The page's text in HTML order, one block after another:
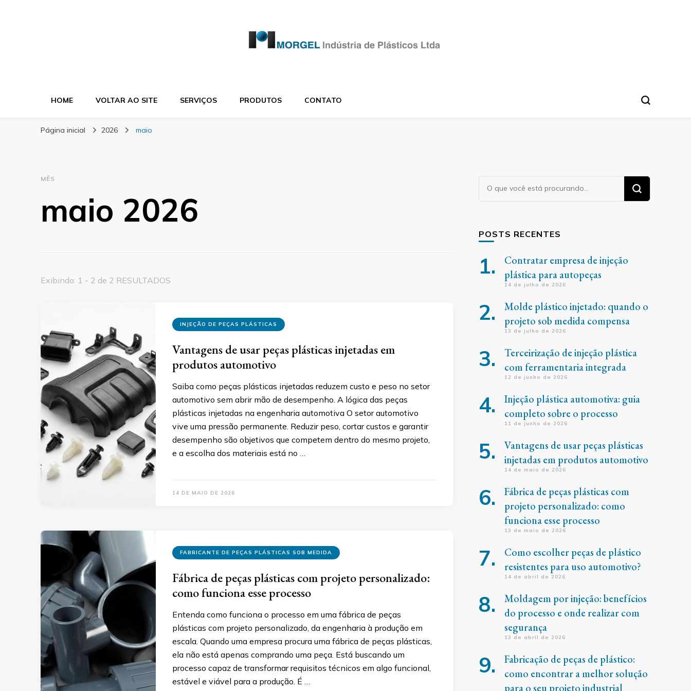
HOME VOLTAR AO SITE SERVIÇOS PRODUTOS CONTATO
Página inicial 2026 maio
MÊS
maio 2026
Exibindo: 1 - 2 de 2 RESULTADOS
INJEÇÃO DE PEÇAS PLÁSTICAS
Vantagens de usar peças plásticas injetadas em
produtos automotivo
Saiba como peças plásticas injetadas reduzem custo e peso no setor
automotivo sem abrir mão de desempenho. A lógica das peças
plásticas injetadas na engenharia automotiva O setor automotivo
vive uma pressão permanente. Reduzir peso, cortar custos e garantir
desempenho são objetivos que competem dentro do mesmo projeto,
e a escolha dos materiais está no …
14 DE MAIO DE 2026
FABRICANTE DE PEÇAS PLÁSTICAS SOB MEDIDA
Fábrica de peças plásticas com projeto personalizado:
como funciona esse processo
Entenda como funciona o processo em uma fábrica de peças
plásticas com projeto personalizado, da engenharia à produção em
escala. Quando uma empresa procura uma fábrica de peças plásticas,
ela não está apenas comprando uma peça. Está buscando um
processo capaz de transformar requisitos técnicos em algo funcional,
estável e viável para a produção. É …
Procurando
algo?
POSTS RECENTES
Contratar empresa de injeção
plástica para autopeças
14 de julho de 2026
Molde plástico injetado: quando o
projeto sob medida compensa
13 de julho de 2026
Terceirização de injeção plástica
com ferramentaria integrada
12 de junho de 2026
Injeção plástica automotiva: guia
completo sobre o processo
11 de junho de 2026
Vantagens de usar peças plásticas
injetadas em produtos automotivo
14 de maio de 2026
Fábrica de peças plásticas com
projeto personalizado: como
funciona esse processo
13 de maio de 2026
Como escolher peças de plástico
resistentes para uso automotivo?
14 de abril de 2026
Moldagem por injeção: benefícios
do processo e onde realizar com
segurança
13 de abril de 2026
Fabricação de peças de plástico:
como encontrar a melhor solução
para o seu projeto industrial